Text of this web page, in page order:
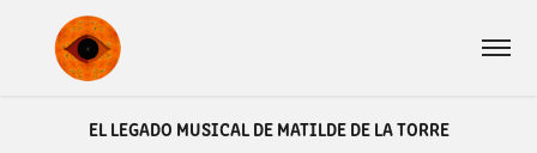
EL LEGADO MUSICAL DE MATILDE DE LA TORRE